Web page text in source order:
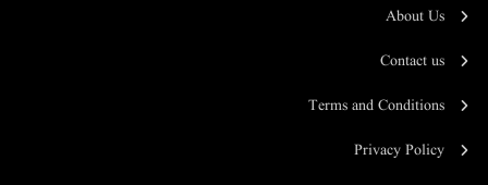
About Us
Contact us
Terms and Conditions
Privacy Policy